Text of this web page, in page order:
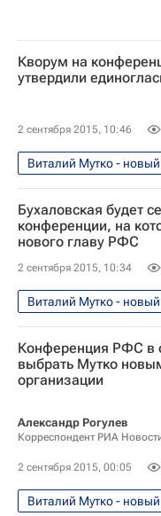
Кворум на
утвердили
2 сентября 2015, 10:46
Футбол
Спорт
Российский
Бухаловская будет
конференции, на
нового главу РФС
2 сентября 2015, 10:34
Футбол
Спорт
Российский
Конференция РФС в
выбрать Мутко
организации
Александр Рогулев
Корреспондент РИА
2 сентября 2015, 00:05